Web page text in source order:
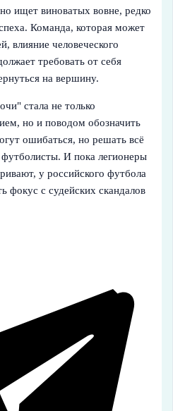
ищет виноватых вовне, редко
Команда, которая может
влияние человеческого
требовать от себя
на вершину.
стала не только
но и поводом обозначить
ошибаться, но решать всё
И пока легионеры
у российского футбола
фокус с судейских скандалов